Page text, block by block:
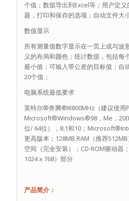
个值；数据导出到Excel等；用户定
题，打印和保存的选项；自动文件大
数值显示
所有测量值数字显示在一页上或与波
义的布局和颜色；统计数据，包括每
最小值；可输入带公差的目标值；自
20个值；
电脑系统最低要求
英特尔®奔腾®III800MHz（建议使用
Microsoft®Windows®98，Me，
位/ 64位），8.1和10；
更高版本；128MB RAM（推荐
空间（完全安装）；CD-ROM驱动器
1024 x 768）部分
产品简介：